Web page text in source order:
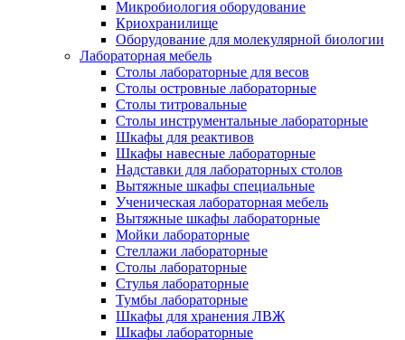
Микробиология оборудование
Криохранилище
Оборудование для молекулярной биологии
Лабораторная мебель
Столы лабораторные для весов
Столы островные лабораторные
Столы титровальные
Столы инструментальные лабораторные
Шкафы для реактивов
Шкафы навесные лабораторные
Надставки для лабораторных столов
Вытяжные шкафы специальные
Ученическая лабораторная мебель
Вытяжные шкафы лабораторные
Мойки лабораторные
Стеллажи лабораторные
Столы лабораторные
Стулья лабораторные
Тумбы лабораторные
Шкафы для хранения ЛВЖ
Шкафы лабораторные